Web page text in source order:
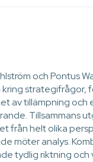
och Pontus
strategifrågor,
av tillämpning och
Tillsammans
från helt olika
möter analys.
tydlig riktning och